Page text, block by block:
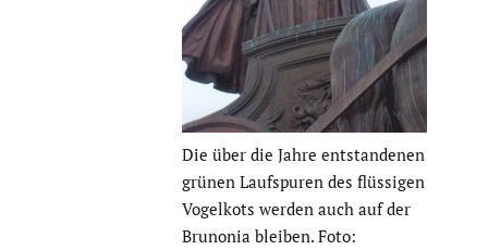
Die über die Jahre entstan­denen
grünen Laufspuren des flüssigen
Vogelkots werden auch auf der
Brunonia bleiben. Foto: